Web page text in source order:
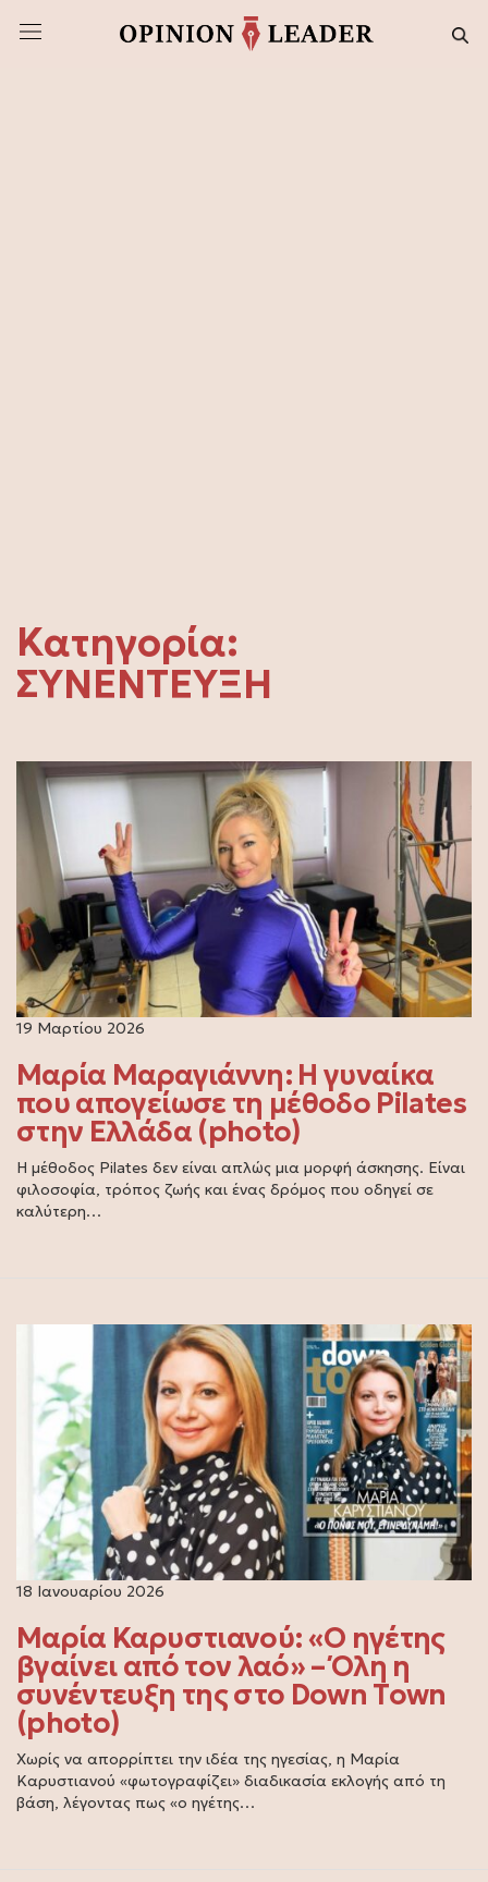
Κατηγορία:
ΣΥΝΕΝΤΕΥΞΗ
19 Μαρτίου 2026
Μαρία Μαραγιάννη: Η γυναίκα
που απογείωσε τη μέθοδο Pilates
στην Ελλάδα (photo)
Η μέθοδος Pilates δεν είναι απλώς μια μορφή άσκησης. Είναι
φιλοσοφία, τρόπος ζωής και ένας δρόμος που οδηγεί σε
καλύτερη…
18 Ιανουαρίου 2026
Μαρία Καρυστιανού: «Ο ηγέτης
βγαίνει από τον λαό» – Όλη η
συνέντευξη της στο Down Town
(photo)
Χωρίς να απορρίπτει την ιδέα της ηγεσίας, η Μαρία
Καρυστιανού «φωτογραφίζει» διαδικασία εκλογής από τη
βάση, λέγοντας πως «ο ηγέτης…